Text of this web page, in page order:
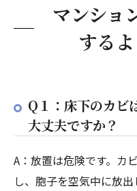
マンショ
する
Q１：床下のカビ
大丈夫ですか？
A：放置は危険です。カ
し、胞子を空気中に放